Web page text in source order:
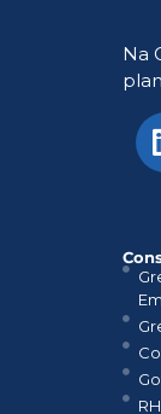
Na